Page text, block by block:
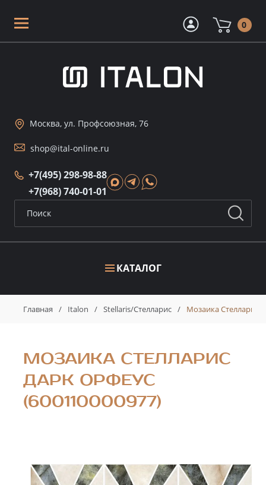
0
КАТАЛОГ
Москва, ул. Профсоюзная, 76
shop@ital-online.ru
+7(495) 298-98-88
+7(968) 740-01-01
Главная / Italon / Stellaris/Стелларис / Мозаика Стелларис
МОЗАИКА СТЕЛЛАРИС
ДАРК ОРФЕУС
(600110000977)